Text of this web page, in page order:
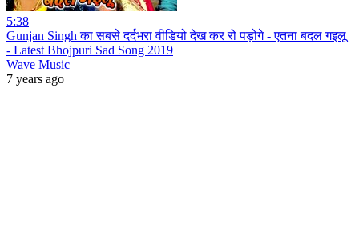
5:38
Gunjan Singh का सबसे दर्दभरा वीडियो देख कर रो पड़ोगे - एतना बदल गइलू
- Latest Bhojpuri Sad Song 2019
Wave Music
7 years ago